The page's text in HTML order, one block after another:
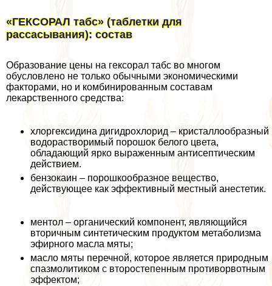
«ГЕКСОРАЛ табс» (таблетки для
рассасывания): состав
Образование цены на гексорал табс во многом
обусловлено не только обычными экономическими
факторами, но и комбинированным составам
лекарственного средства:
хлоргексидина дигидрохлорид – кристаллообразный
водорастворимый порошок белого цвета,
обладающий ярко выраженным антисептическим
действием.
бензокаин – порошкообразное вещество,
действующее как эффективный местный анестетик.
ментол – органический компонент, являющийся
вторичным синтетическим продуктом метаболизма
эфирного масла мяты;
масло мяты перечной, которое является природным
спазмолитиком с второстепенным противорвотным
эффектом;